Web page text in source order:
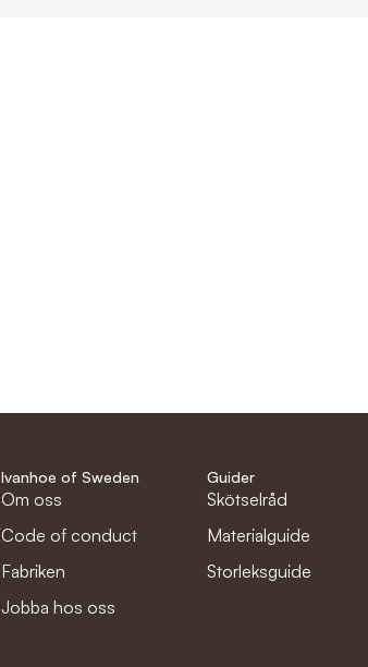
Ivanhoe of Sweden
Om oss
Code of conduct
Fabriken
Jobba hos oss
Guider
Skötselråd
Materialguide
Storleksguide